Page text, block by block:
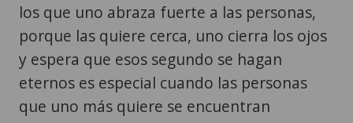
los que uno abraza fuerte a las personas,
porque las quiere cerca, uno cierra los ojos
y espera que esos segundo se hagan
eternos es especial cuando las personas
que uno más quiere se encuentran